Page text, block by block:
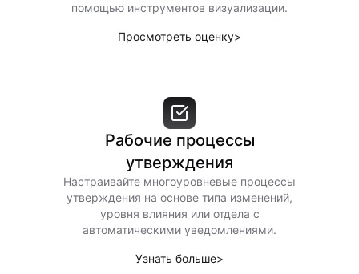
помощью инструментов визуализации.
Просмотреть оценку>
Рабочие процессы
утверждения
Настраивайте многоуровневые процессы
утверждения на основе типа изменений,
уровня влияния или отдела с
автоматическими уведомлениями.
Узнать больше>